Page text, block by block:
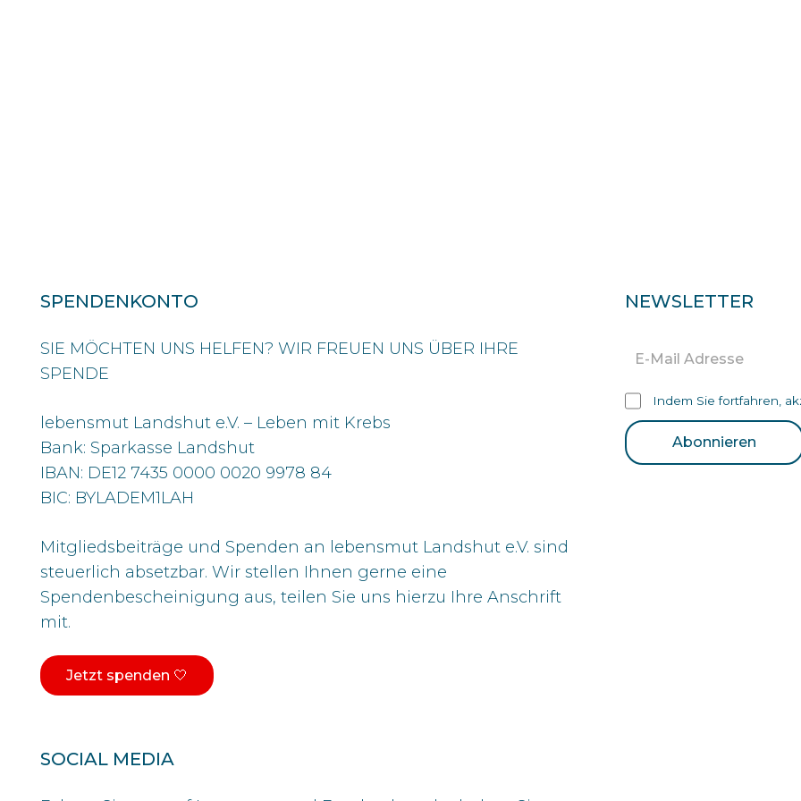
SPENDENKONTO
SIE MÖCHTEN UNS HELFEN? WIR FREUEN UNS ÜBER IHRE
SPENDE
lebensmut Landshut e.V. – Leben mit Krebs
Bank: Sparkasse Landshut
IBAN: DE12 7435 0000 0020 9978 84
BIC: BYLADEM1LAH
Mitgliedsbeiträge und Spenden an lebensmut Landshut e.V. sind
steuerlich absetzbar. Wir stellen Ihnen gerne eine
Spendenbescheinigung aus, teilen Sie uns hierzu Ihre Anschrift
mit.
Jetzt spenden 🤍
NEWSLETTER
Indem Sie fortfahren,
SOCIAL MEDIA